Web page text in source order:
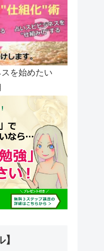
を始めたい